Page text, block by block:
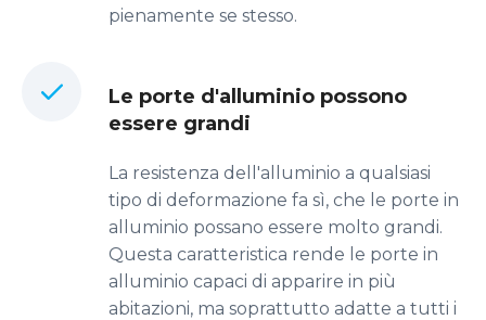
pienamente se stesso.
Le porte d'alluminio possono
essere grandi
La resistenza dell'alluminio a qualsiasi
tipo di deformazione fa sì, che le porte in
alluminio possano essere molto grandi.
Questa caratteristica rende le porte in
alluminio capaci di apparire in più
abitazioni, ma soprattutto adatte a tutti i